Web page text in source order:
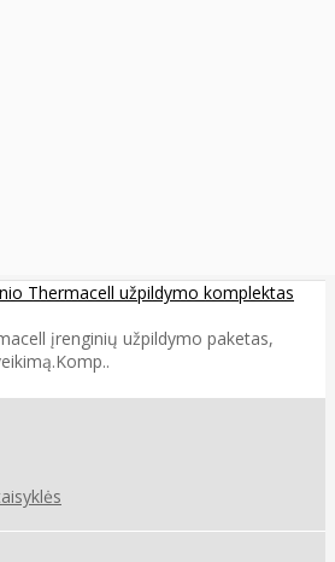
Thermacell užpildymo komplektas
įrenginių užpildymo paketas,